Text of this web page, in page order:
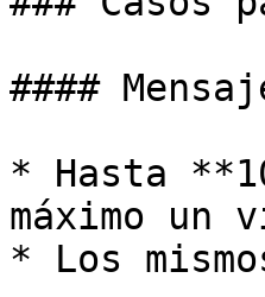
####
* Hasta
máximo un
* Los